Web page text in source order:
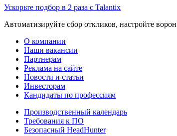
Ускорьте подбор в 2 раза с Talantix
Автоматизируйте сбор откликов, настройте
О компании
Наши вакансии
Партнерам
Реклама на сайте
Новости и статьи
Инвесторам
Кандидаты по профессиям
Производственный календарь
Требования к ПО
Безопасный HeadHunter